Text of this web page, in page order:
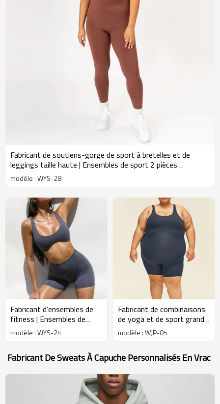
Fabricant de soutiens-gorge de sport à bretelles et de
leggings taille haute | Ensembles de sport 2 pièces
personnalisés
modèle : WYS-28
Fabricant d'ensembles de
fitness | Ensembles de
sport 2 pièces pour
femmes, soutien-gorge et
d'usine
modèle : WYS-24
Fabricant de combinaisons
de yoga et de sport grande
taille | Combinaisons de
course une pièce en tissu
XXXL-6XL
modèle : WJP-05
Fabricant De Sweats À Capuche Personnalisés En Vrac